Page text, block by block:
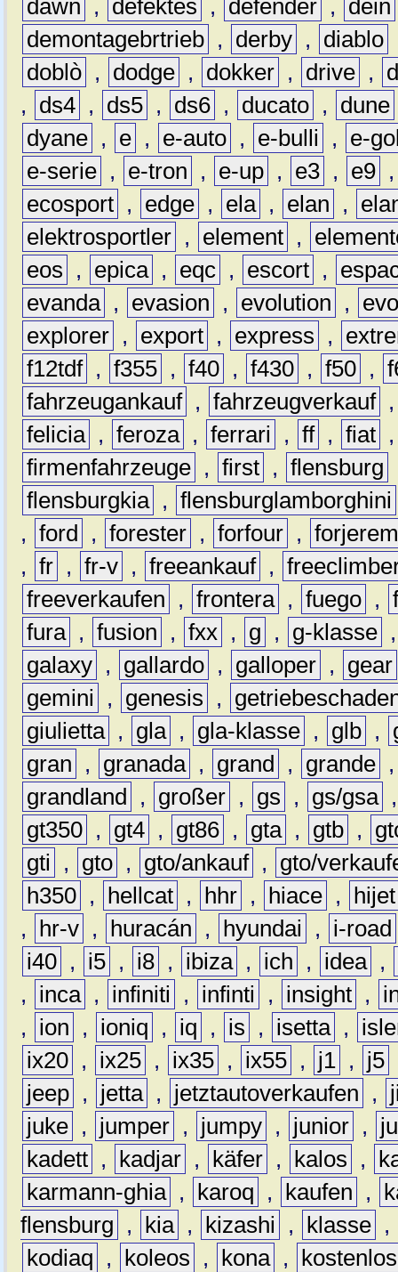
dawn , defektes , defender , dein
demontagebrtrieb , derby , diablo
doblò , dodge , dokker , drive ,
,
ds4 , ds5 , ds6 , ducato , dune
dyane , e , e-auto , e-bulli ,
e-
e-serie , e-tron , e-up , e3 , e9
ecosport , edge , ela , elan ,
elektrosportler , element ,
eos
, epica , eqc , escort ,
evanda , evasion , evolution ,
explorer , export , express ,
f12tdf , f355 , f40 , f430 , f50 ,
fahrzeugankauf , fahrzeugverkauf
felicia , feroza , ferrari , ff , fiat
firmenfahrzeuge , first , flensburg
flensburgkia , flensburglamborghini
, ford , forester , forfour ,
, fr , fr-v , freeankauf ,
freeverkaufen
, frontera , fuego ,
fura , fusion , fxx , g , g-klasse
galaxy , gallardo , galloper ,
gear
gemini
, genesis ,
giulietta , gla , gla-klasse , glb ,
gran
, granada , grand , grande
grandland
, großer , gs , gs/gsa
gt350 , gt4 , gt86 , gta , gtb ,
gti
, gto , gto/ankauf ,
gto/
h350 , hellcat , hhr , hiace ,
hijet
,
hr-v , huracán , hyundai ,
i-road
i40 , i5 , i8 , ibiza , ich , idea ,
,
inca , infiniti , infinti , insight ,
,
ion , ioniq , iq , is , isetta ,
ix20 , ix25 , ix35 , ix55 , j1 , j5
jeep , jetta , jetztautoverkaufen ,
juke , jumper , jumpy , junior ,
kadett , kadjar , käfer , kalos ,
karmann-ghia , karoq , kaufen ,
flensburg
, kia , kizashi , klasse ,
kodiaq
, koleos , kona ,
kostenlos